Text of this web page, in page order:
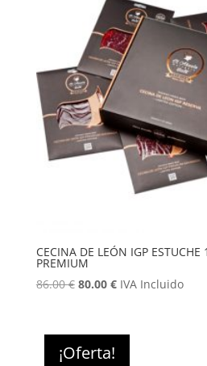
CECINA DE LEÓN IGP ESTUCHE
PREMIUM
86.00€ El
era:
86.00 €.
80.00 €El
es:
IVA Incluido
¡Oferta!